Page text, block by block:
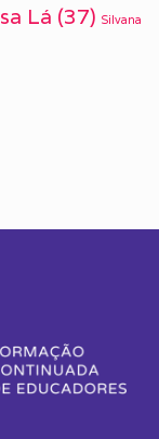
Lá (37) Silvana